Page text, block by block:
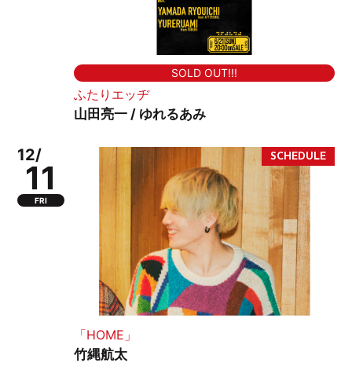
SOLD OUT!!!
ふたりエッヂ
山田亮一 / ゆれるあみ
12/
11
FRI
「HOME」
竹縄航太